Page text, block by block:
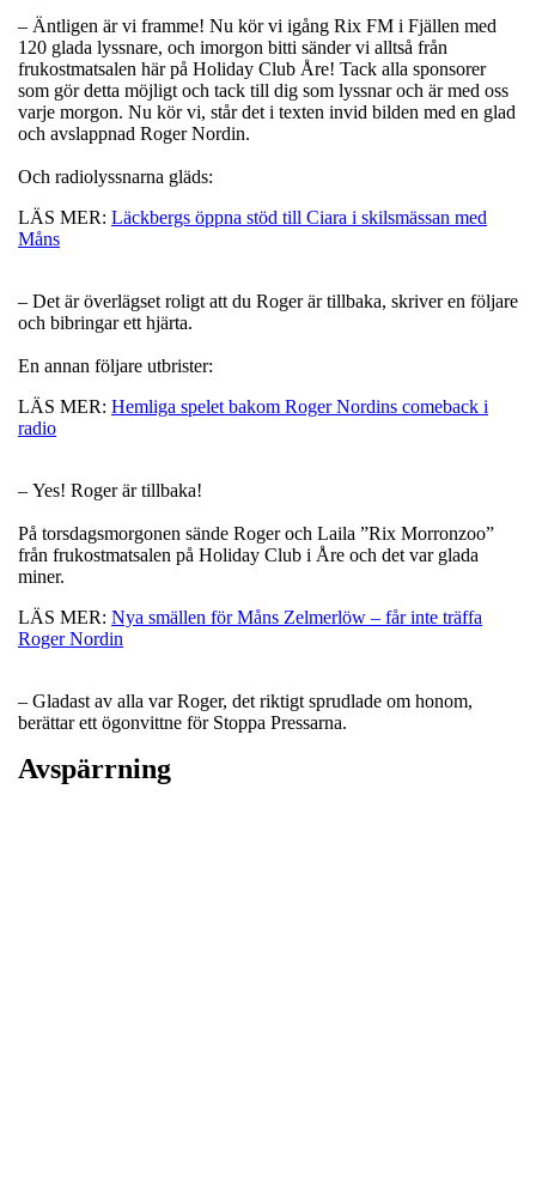
– Äntligen är vi framme! Nu kör vi igång Rix FM i Fjällen med
120 glada lyssnare, och imorgon bitti sänder vi alltså från
frukostmatsalen här på Holiday Club Åre! Tack alla sponsorer
som gör detta möjligt och tack till dig som lyssnar och är med oss
varje morgon. Nu kör vi, står det i texten invid bilden med en glad
och avslappnad Roger Nordin.
Och radiolyssnarna gläds:
LÄS MER: Läckbergs öppna stöd till Ciara i skilsmässan med
Måns
– Det är överlägset roligt att du Roger är tillbaka, skriver en följare
och bibringar ett hjärta.
En annan följare utbrister:
LÄS MER: Hemliga spelet bakom Roger Nordins comeback i
radio
– Yes! Roger är tillbaka!
På torsdagsmorgonen sände Roger och Laila ”Rix Morronzoo”
från frukostmatsalen på Holiday Club i Åre och det var glada
miner.
LÄS MER: Nya smällen för Måns Zelmerlöw – får inte träffa
Roger Nordin
– Gladast av alla var Roger, det riktigt sprudlade om honom,
berättar ett ögonvittne för Stoppa Pressarna.
Avspärrning